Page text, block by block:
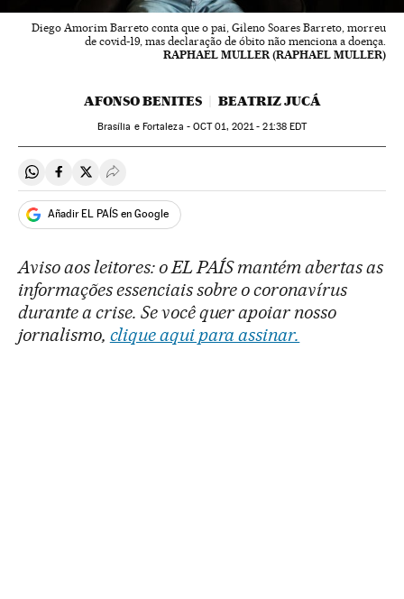
Diego Amorim Barreto conta que o pai, Gileno Soares Barreto, morreu
de covid-19, mas declaração de óbito não menciona a doença.
RAPHAEL MULLER (RAPHAEL MULLER)
AFONSO BENITES BEATRIZ JUCÁ
Brasília e Fortaleza - OCT01, 2021 - 21:38EDT
Compartir en Whatsapp
Compartir en Facebook
Compartir en Twitter
Desplegar Redes Sociales
Añadir EL PAÍS en Google
Aviso aos leitores: o EL PAÍS mantém abertas as
informações essenciais sobre o coronavírus
durante a crise. Se você quer apoiar nosso
jornalismo, clique aqui para assinar.